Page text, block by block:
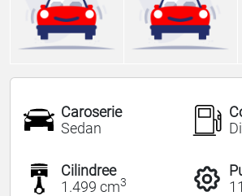
Caroserie
Sedan
Cilindree
1.499 cm3